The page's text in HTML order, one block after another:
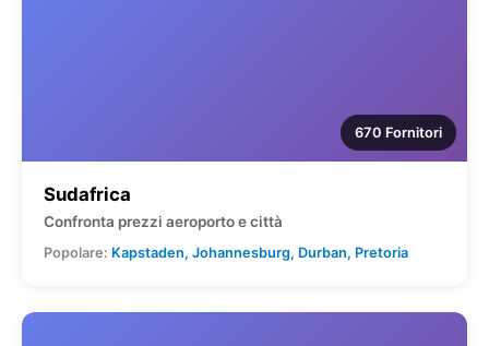
670 Fornitori
Sudafrica
Confronta prezzi aeroporto e città
Popolare: Kapstaden, Johannesburg, Durban, Pretoria